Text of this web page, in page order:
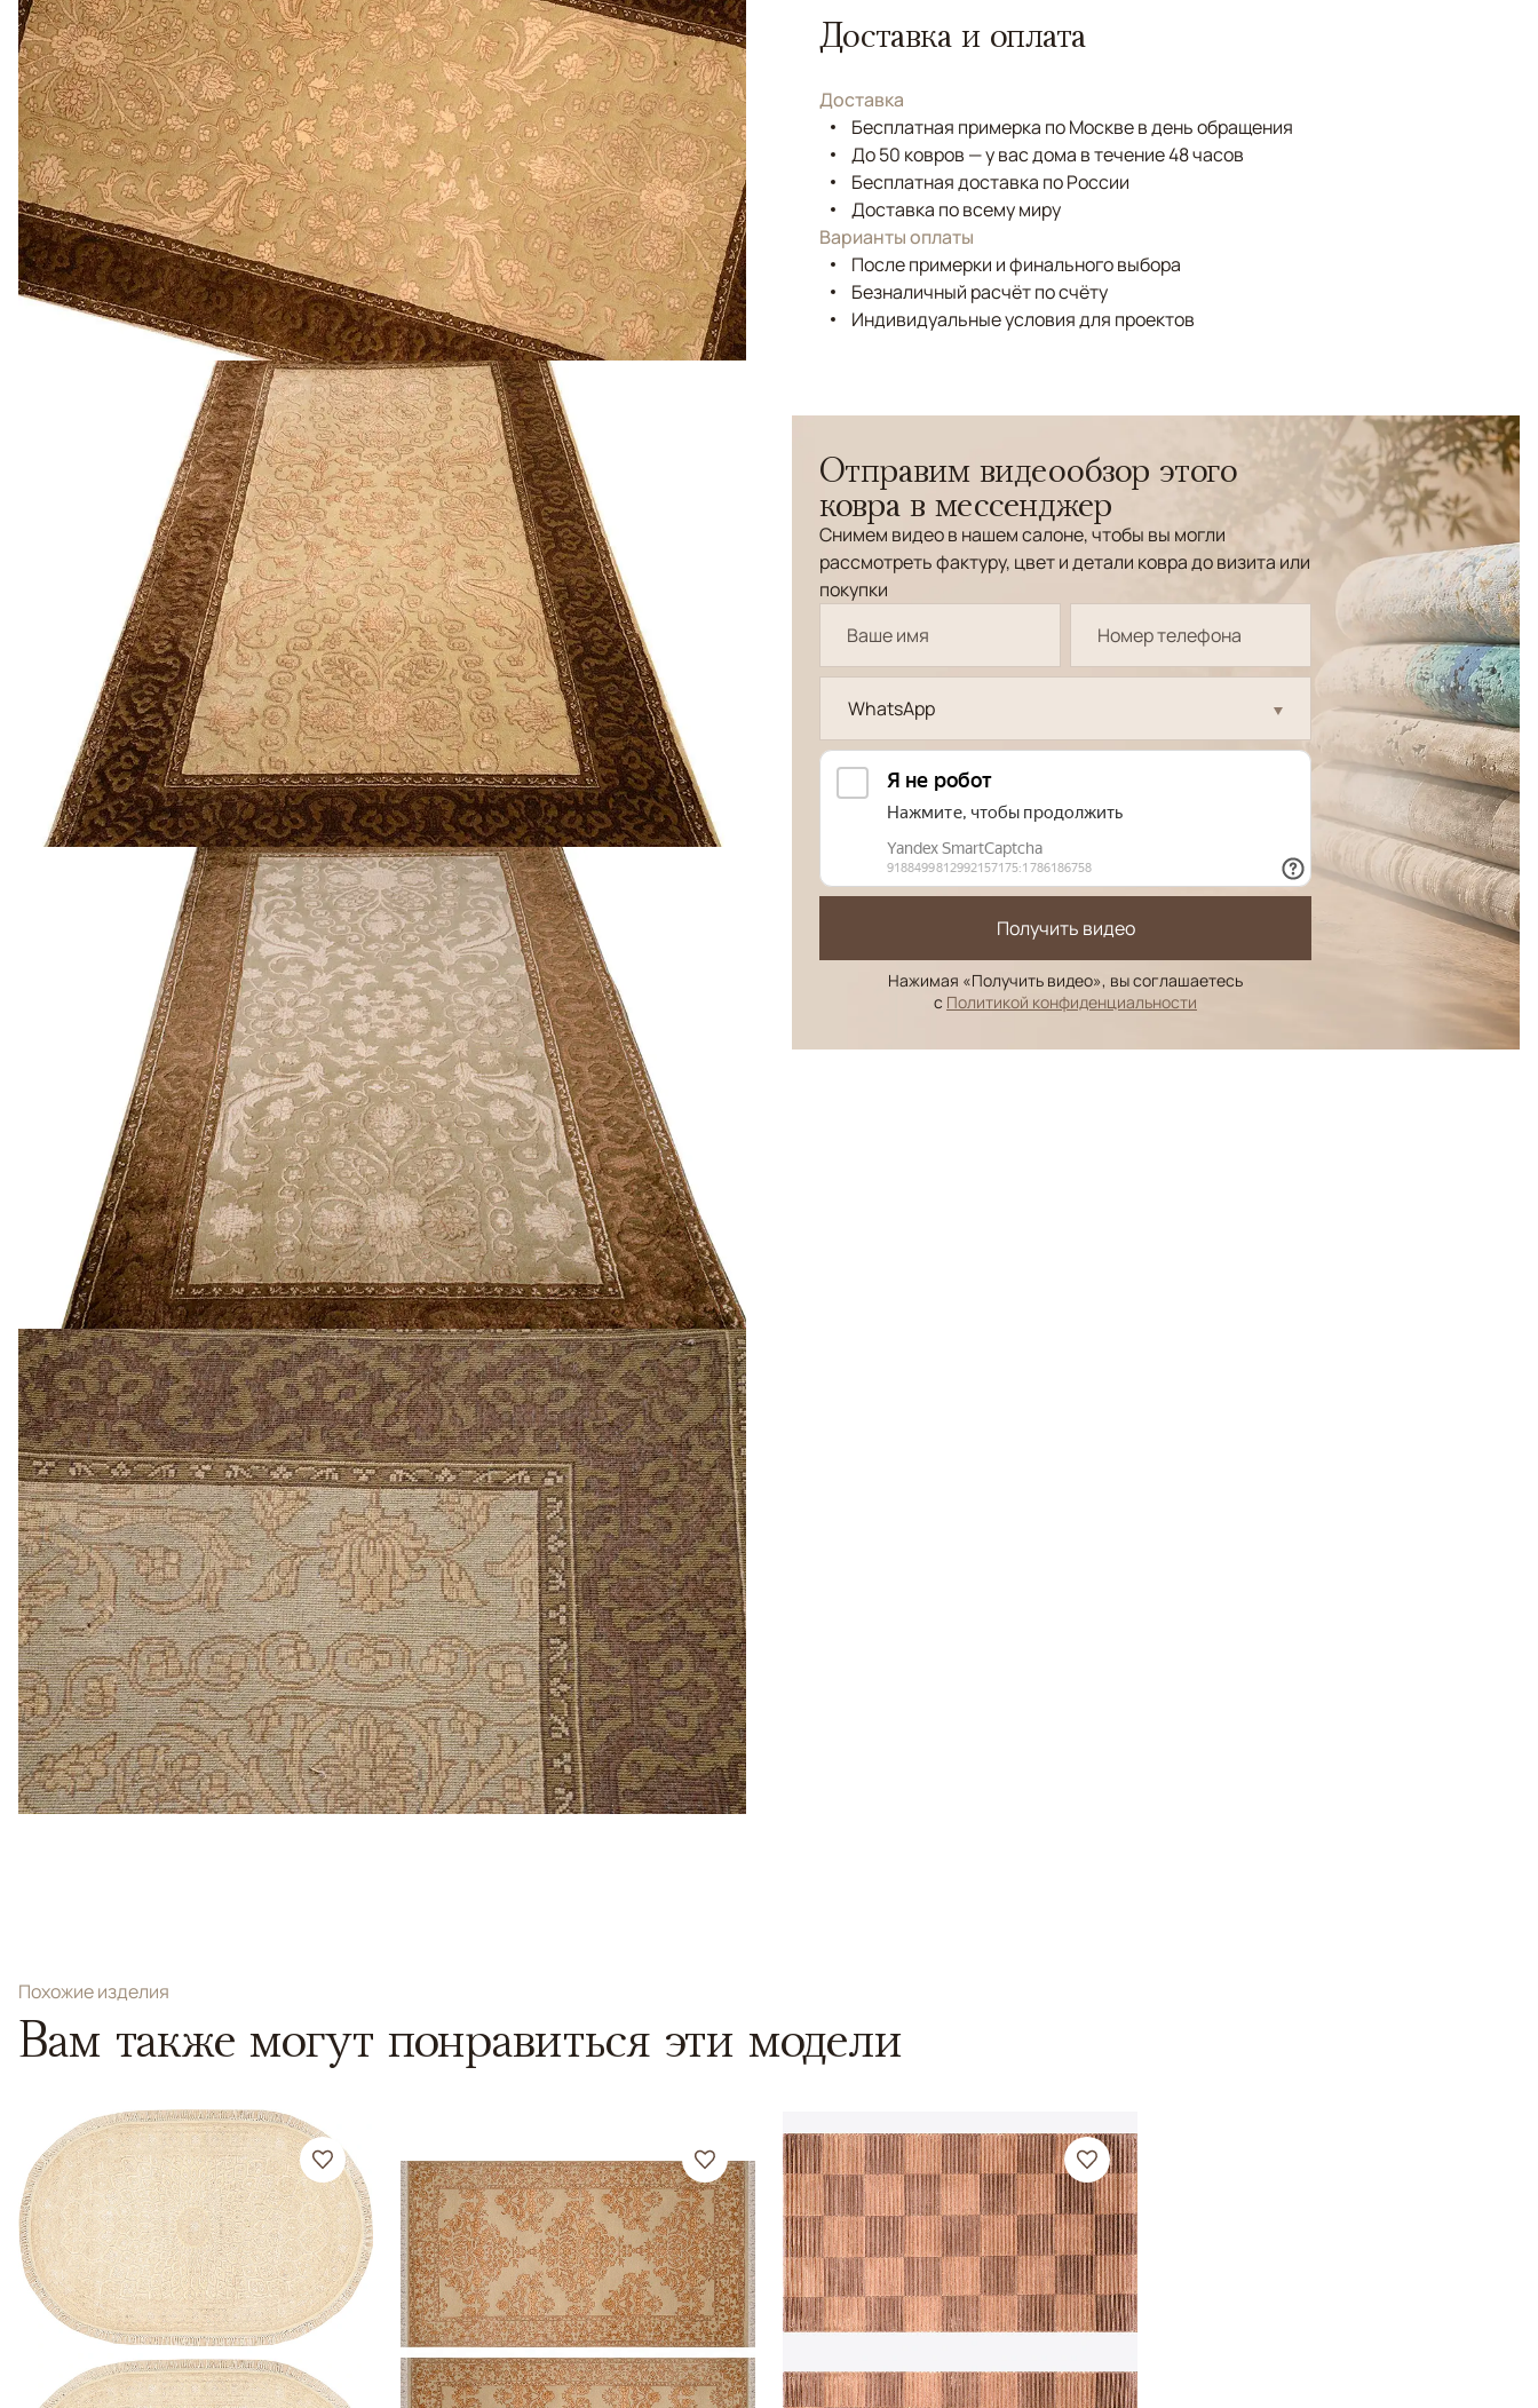
Доставка и оплата
Доставка
Бесплатная примерка по Москве в день обращения
До 50 ковров — у вас дома в течение 48 часов
Бесплатная доставка по России
Доставка по всему миру
Варианты оплаты
После примерки и финального выбора
Безналичный расчёт по счёту
Индивидуальные условия для проектов
Отправим видеообзор этого
ковра в мессенджер
Снимем видео в нашем салоне, чтобы вы могли
рассмотреть фактуру, цвет и детали ковра до визита или
покупки
WhatsApp
Получить видео
Нажимая «Получить видео», вы соглашаетесь
с Политикой конфиденциальности
Похожие изделия
Вам также могут понравиться эти модели